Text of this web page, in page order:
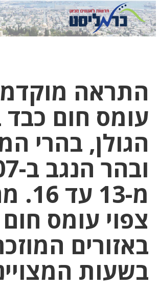
התראה
עומס חום כבד
הגולן, בהרי
מ-13
צפוי עומס
באזורים
בשעות